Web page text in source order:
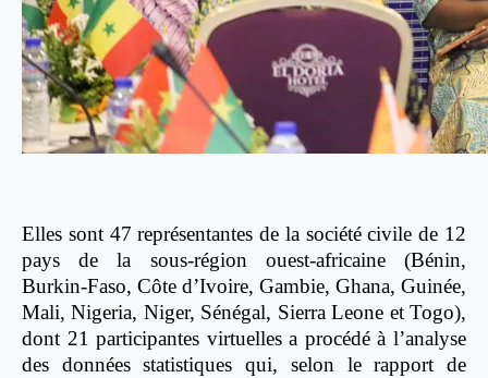
Elles sont 47 représentantes de la société civile de 12
pays de la sous-région ouest-africaine (Bénin,
Burkin-Faso, Côte d’Ivoire, Gambie, Ghana, Guinée,
Mali, Nigeria, Niger, Sénégal, Sierra Leone et Togo),
dont 21 participantes virtuelles a procédé à l’analyse
des données statistiques qui, selon le rapport de